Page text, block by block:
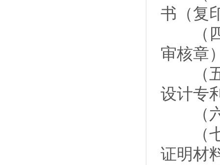
书（复
（四
审核章
（五
设计专
（六
（七
证明材